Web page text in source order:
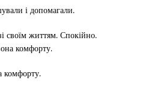
і допомагали.
своїм життям. Спокійно.
комфорту.
комфорту.